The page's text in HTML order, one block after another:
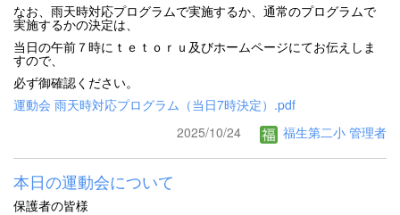
なお、雨天時対応プログラムで実施するか、通常のプログラムで
実施するかの決定は、
当日の午前７時にｔｅｔｏｒｕ及びホームページにてお伝えしま
すので、
必ず御確認ください。
運動会 雨天時対応プログラム（当日7時決定）.pdf
2025/10/24
福生第二小 管理者
本日の運動会について
保護者の皆様